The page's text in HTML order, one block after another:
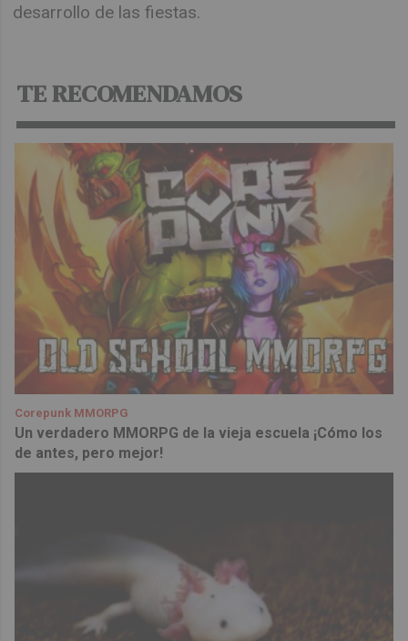
desarrollo de las fiestas.
TE RECOMENDAMOS
Corepunk MMORPG
Un verdadero MMORPG de la vieja escuela ¡Cómo los
de antes, pero mejor!